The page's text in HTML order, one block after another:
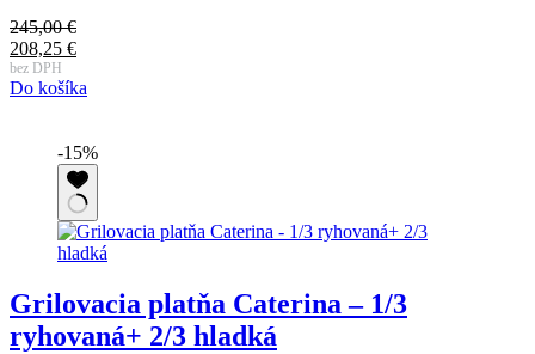
245,00€
Pôvodná
cena
bola:
208,25 €
Aktuálna
cena
bez DPH
Do košíka
-15%
Grilovacia platňa Caterina – 1/3
ryhovaná+ 2/3 hladká